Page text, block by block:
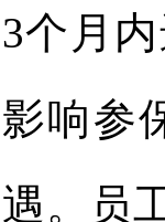
3个月
影响参
遇。员